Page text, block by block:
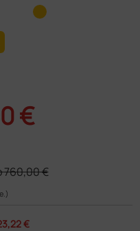
€
760,00 €
€